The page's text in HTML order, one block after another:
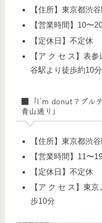
【住所】東京都渋
【営業時間】10〜
【定休日】不定休
【ア ク セ ス】表
谷駅より徒歩約10分
■ 「I’m donut？グ
青山通り」
【住所】東京都渋
【営業時間】11〜
【定休日】不定休
【ア ク セ ス】東
歩10分